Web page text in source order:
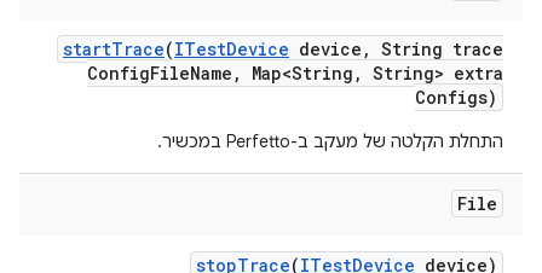
startTrace(ITestDevice device , String trace
ConfigFileName , Map<String , String> extra
Configs)
התחלת הקלטה של מעקב ב-Perfetto במכשיר.
File
stopTrace(ITestDevice device)